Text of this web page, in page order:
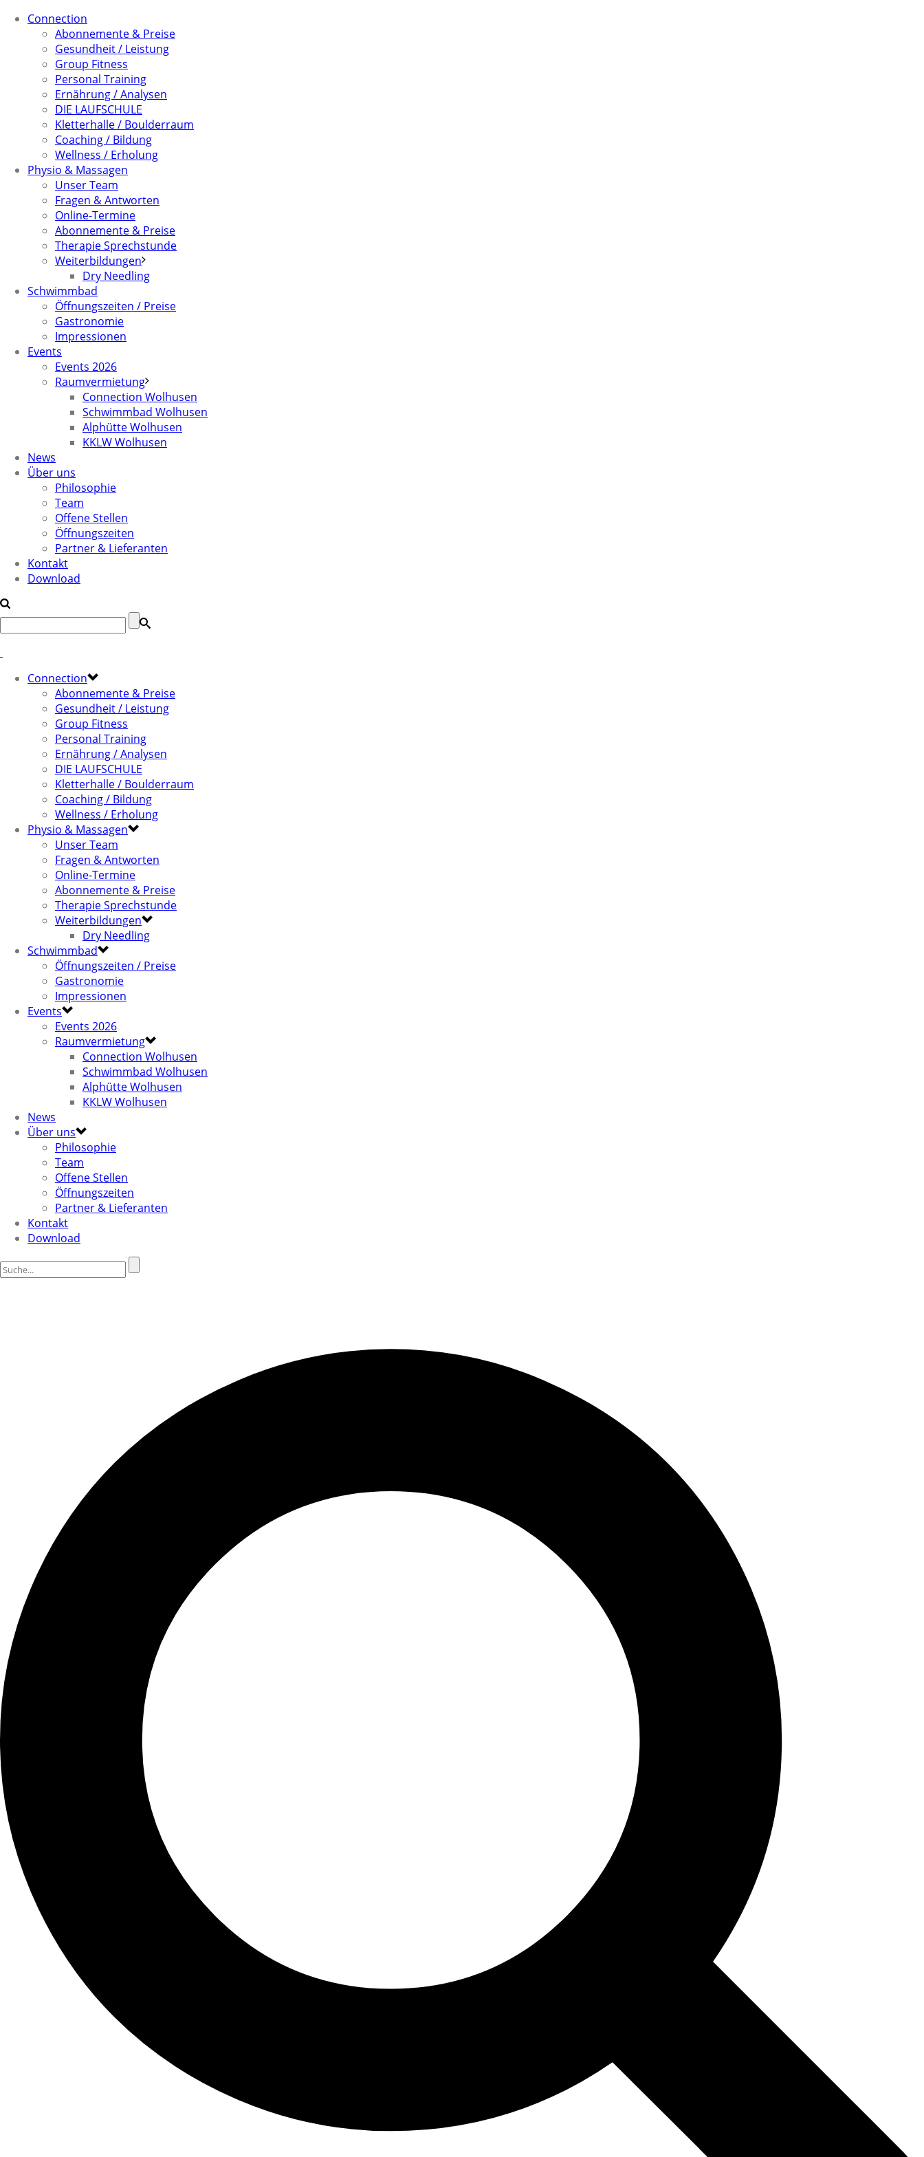
Connection
Abonnemente & Preise
Gesundheit / Leistung
Group Fitness
Personal Training
Ernährung / Analysen
DIE LAUFSCHULE
Kletterhalle / Boulderraum
Coaching / Bildung
Wellness / Erholung
Physio & Massagen
Unser Team
Fragen & Antworten
Online-Termine
Abonnemente & Preise
Therapie Sprechstunde
Weiterbildungen
Dry Needling
Schwimmbad
Öffnungszeiten / Preise
Gastronomie
Impressionen
Events
Events 2026
Raumvermietung
Connection Wolhusen
Schwimmbad Wolhusen
Alphütte Wolhusen
KKLW Wolhusen
News
Über uns
Philosophie
Team
Offene Stellen
Öffnungszeiten
Partner & Lieferanten
Kontakt
Download
Connection
Abonnemente & Preise
Gesundheit / Leistung
Group Fitness
Personal Training
Ernährung / Analysen
DIE LAUFSCHULE
Kletterhalle / Boulderraum
Coaching / Bildung
Wellness / Erholung
Physio & Massagen
Unser Team
Fragen & Antworten
Online-Termine
Abonnemente & Preise
Therapie Sprechstunde
Weiterbildungen
Dry Needling
Schwimmbad
Öffnungszeiten / Preise
Gastronomie
Impressionen
Events
Events 2026
Raumvermietung
Connection Wolhusen
Schwimmbad Wolhusen
Alphütte Wolhusen
KKLW Wolhusen
News
Über uns
Philosophie
Team
Offene Stellen
Öffnungszeiten
Partner & Lieferanten
Kontakt
Download